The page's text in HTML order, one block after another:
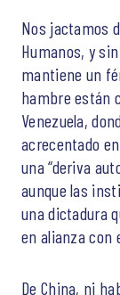
Nos jactamos
Humanos, y
mantiene un
hambre están
Venezuela,
acrecentado
una “deriva
aunque las
una dictadura
en alianza con
De China, ni